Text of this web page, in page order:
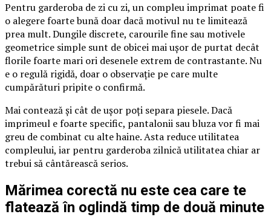
Pentru garderoba de zi cu zi, un compleu imprimat poate fi
o alegere foarte bună doar dacă motivul nu te limitează
prea mult. Dungile discrete, carourile fine sau motivele
geometrice simple sunt de obicei mai ușor de purtat decât
florile foarte mari ori desenele extrem de contrastante. Nu
e o regulă rigidă, doar o observație pe care multe
cumpărături pripite o confirmă.
Mai contează și cât de ușor poți separa piesele. Dacă
imprimeul e foarte specific, pantalonii sau bluza vor fi mai
greu de combinat cu alte haine. Asta reduce utilitatea
compleului, iar pentru garderoba zilnică utilitatea chiar ar
trebui să cântărească serios.
Mărimea corectă nu este cea care te
flatează în oglindă timp de două minute